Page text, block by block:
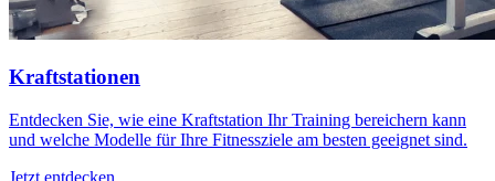
Kraftstationen
Entdecken Sie, wie eine Kraftstation Ihr Training bereichern kann
und welche Modelle für Ihre Fitnessziele am besten geeignet sind.
Jetzt entdecken